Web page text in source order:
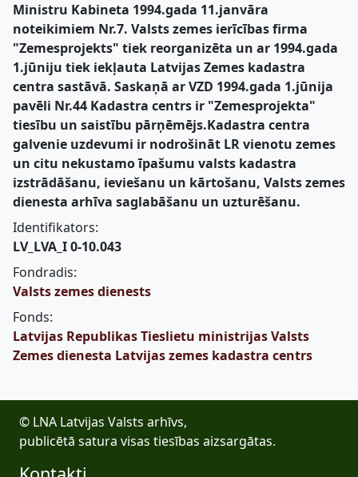
Ministru Kabineta 1994.gada 11.janvāra
noteikimiem Nr.7. Valsts zemes ierīcības firma
"Zemesprojekts" tiek reorganizēta un ar 1994.gada
1.jūniju tiek iekļauta Latvijas Zemes kadastra
centra sastāvā. Saskaņā ar VZD 1994.gada 1.jūnija
pavēli Nr.44 Kadastra centrs ir "Zemesprojekta"
tiesību un saistību pārņēmējs.Kadastra centra
galvenie uzdevumi ir nodrošināt LR vienotu zemes
un citu nekustamo īpašumu valsts kadastra
izstrādāšanu, ieviešanu un kārtošanu, Valsts zemes
dienesta arhīva saglabāšanu un uzturēšanu.
Identifikators:
LV_LVA_I 0-10.043
Fondradis:
Valsts zemes dienests
Fonds:
Latvijas Republikas Tieslietu ministrijas Valsts
Zemes dienesta Latvijas zemes kadastra centrs
© LNA Latvijas Valsts arhīvs,
publicētā satura visas tiesības aizsargātas.